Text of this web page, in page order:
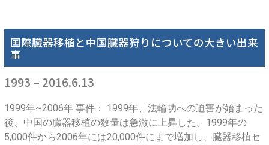
国際臓器移植と中国臓器狩りについての大きい出来
事
1993 – 2016.6.13
1999年~2006年 事件： 1999年、法輪功への迫害が始まった
後、中国の臓器移植の数量は急激に上昇した。1999年の
5,000件から2006年には20,000件にまで増加し、臓器移植セ